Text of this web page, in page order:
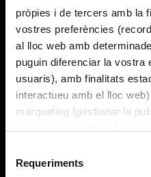
pròpies i de tercers amb la
vostres preferències
al lloc web amb
puguin diferenciar la vostra
usuaris), amb finalitats
interactueu amb el lloc
màrqueting (gestionar la
consultar laPolítica de
Requeriments